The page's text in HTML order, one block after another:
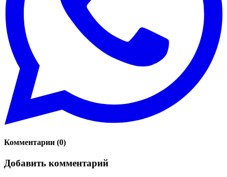
Комментарии (0)
Добавить комментарий